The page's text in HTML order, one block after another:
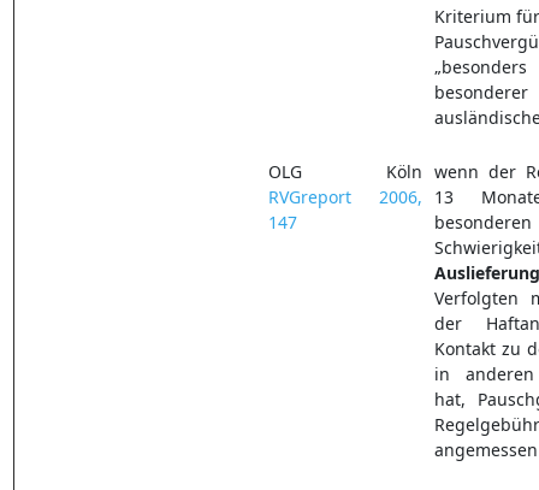
Kriterium
OLG Köln
RVGreport 2006,
147
wenn der
13
Verfolgten
der
Kontakt zu
in
hat,
angemessen